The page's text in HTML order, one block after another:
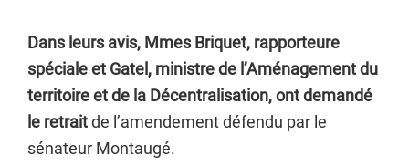
Dans leurs avis, Mmes Briquet, rapporteure
spéciale et Gatel, ministre de l’Aménagement du
territoire et de la Décentralisation, ont demandé
le retraitde l’amendement défendu par le
sénateur Montaugé.